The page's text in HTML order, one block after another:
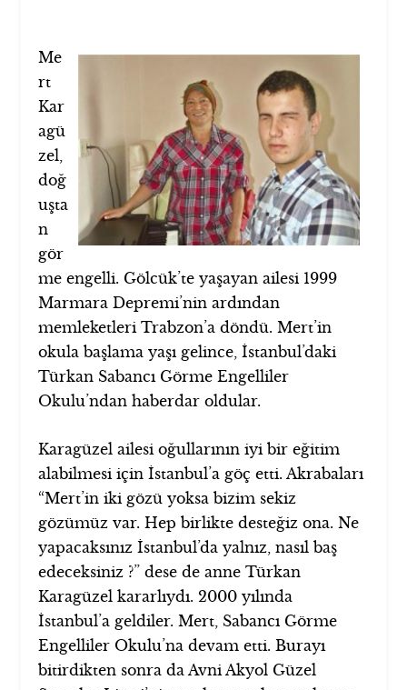
Me
rt
Kar
agü
zel,
doğ
uşta
n
gör
me engelli. Gölcük’te yaşayan ailesi 1999
Marmara Depremi’nin ardından
memleketleri Trabzon’a döndü. Mert’in
okula başlama yaşı gelince, İstanbul’daki
Türkan Sabancı Görme Engelliler
Okulu’ndan haberdar oldular.
Karagüzel ailesi oğullarının iyi bir eğitim
alabilmesi için İstanbul’a göç etti. Akrabaları
“Mert’in iki gözü yoksa bizim sekiz
gözümüz var. Hep birlikte desteğiz ona. Ne
yapacaksınız İstanbul’da yalnız, nasıl baş
edeceksiniz ?” dese de anne Türkan
Karagüzel kararlıydı. 2000 yılında
İstanbul’a geldiler. Mert, Sabancı Görme
Engelliler Okulu’na devam etti. Burayı
bitirdikten sonra da Avni Akyol Güzel